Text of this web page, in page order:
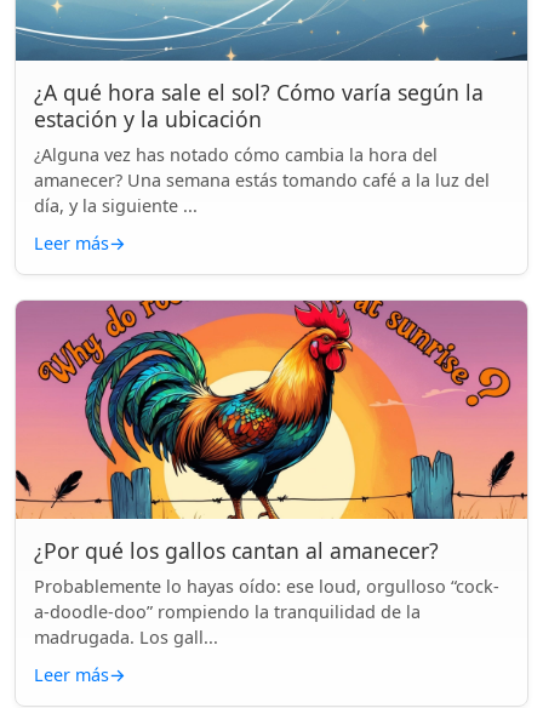
¿A qué hora sale el sol? Cómo varía según la
estación y la ubicación
¿Alguna vez has notado cómo cambia la hora del
amanecer? Una semana estás tomando café a la luz del
día, y la siguiente ...
Leer más→
¿Por qué los gallos cantan al amanecer?
Probablemente lo hayas oído: ese loud, orgulloso “cock-
a-doodle-doo” rompiendo la tranquilidad de la
madrugada. Los gall...
Leer más→